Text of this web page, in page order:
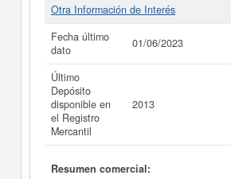
Otra Información de Interés
Fecha último
dato
01/06/2023
Último
Depósito
disponible en
el Registro
Mercantil
2013
Resumen comercial: